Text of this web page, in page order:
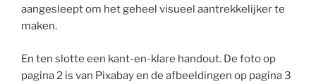
aangesleept om het geheel visueel aantrekkelijker te
maken.
En ten slotte een kant-en-klare handout. De foto op
pagina 2 is van Pixabay en de afbeeldingen op pagina 3